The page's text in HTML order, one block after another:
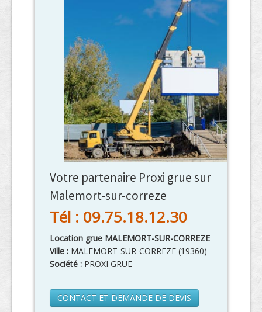
Votre partenaire Proxi grue sur
Malemort-sur-correze
Tél : 09.75.18.12.30
Location grue MALEMORT-SUR-CORREZE
Ville : MALEMORT-SUR-CORREZE (19360)
Société : PROXI GRUE
CONTACT ET DEMANDE DE DEVIS